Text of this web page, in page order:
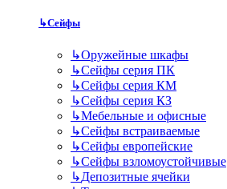
↳Сейфы
↳Оружейные шкафы
↳Сейфы серия ПК
↳Сейфы серия КМ
↳Сейфы серия КЗ
↳Мебельные и офисные
↳Сейфы встраиваемые
↳Сейфы европейские
↳Сейфы взломоустойчивые
↳Депозитные ячейки